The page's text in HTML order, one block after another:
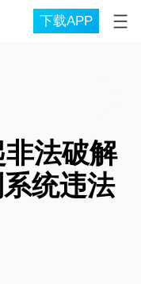
下载APP
法破解
统违法